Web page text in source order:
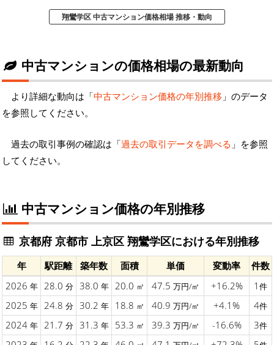
翔鸞学区 中古マンション価格相場 推移・動向
中古マンションの価格相場の最新動向
より詳細な動向は「中古マンション価格の年別推移 」のデータ
を参照してください。
過去の取引事例の確認は「過去の取引データを調べる 」を参照
してください。
中古マンション価格の年別推移
京都府 京都市 上京区 翔鸞学区における年別推移
年 駅距離 築年数 面積 単価 変動率
件数
2026 年 28.0 分 38.0 年 20.0 ㎡ 47.5 万円/㎡ +16.2% 1 件
2025 年 24.8 分 30.2 年 18.8 ㎡ 40.9 万円/㎡ +4.1% 4件
2024 年 21.7 分 31.3 年 53.3 ㎡ 39.3 万円/㎡ -16.6% 3件